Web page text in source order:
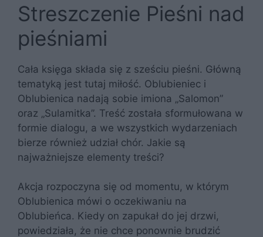
Streszczenie Pieśni nad
pieśniami
Cała księga składa się z sześciu pieśni. Główną
tematyką jest tutaj miłość. Oblubieniec i
Oblubienica nadają sobie imiona „Salomon”
oraz „Sulamitka”. Treść została sformułowana w
formie dialogu, a we wszystkich wydarzeniach
bierze również udział chór. Jakie są
najważniejsze elementy treści?
Akcja rozpoczyna się od momentu, w którym
Oblubienica mówi o oczekiwaniu na
Oblubieńca. Kiedy on zapukał do jej drzwi,
powiedziała, że nie chce ponownie brudzić